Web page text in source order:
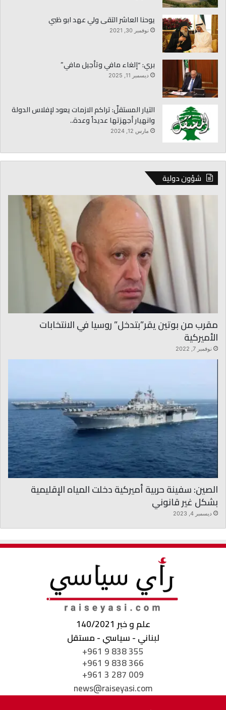
يوحنا العاشر التقى ولي عهد ابو ظبي
نوفمبر 30, 2021
بري: “إلغاء مافي وتأجيل مافي”
ديسمبر 11, 2025
التيار المستقلّ: تراكم الازمات يعود لإفلاس الدولة
وانهيار أجهزتها عديداً وعدة..
مارس 12, 2024
شؤون دولية
مقرب من بوتين يقر”بتدخل” روسيا في الانتخابات
الأميركية
نوفمبر 7, 2022
الصين: سفينة حربية أميركية دخلت المياه الإقليمية
بشكل غير قانوني
ديسمبر 4, 2023
علم و خبر 140/2021
لبناني - سياسي - مستقل
+961 9 838 355
+961 9 838 366
+961 3 287 009
news@raiseyasi.com